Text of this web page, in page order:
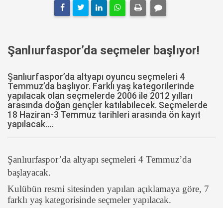
Şanlıurfaspor’da seçmeler başlıyor!
Şanlıurfaspor’da altyapı oyuncu seçmeleri 4
Temmuz’da başlıyor. Farklı yaş kategorilerinde
yapılacak olan seçmelerde 2006 ile 2012 yılları
arasında doğan gençler katılabilecek. Seçmelerde
18 Haziran-3 Temmuz tarihleri arasında ön kayıt
yapılacak....
Şanlıurfaspor’da altyapı seçmeleri 4 Temmuz’da
başlayacak.
Kulübün resmi sitesinden yapılan açıklamaya göre, 7
farklı yaş kategorisinde seçmeler yapılacak.